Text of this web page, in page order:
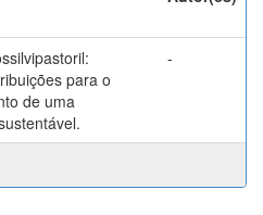
para o
de uma
-